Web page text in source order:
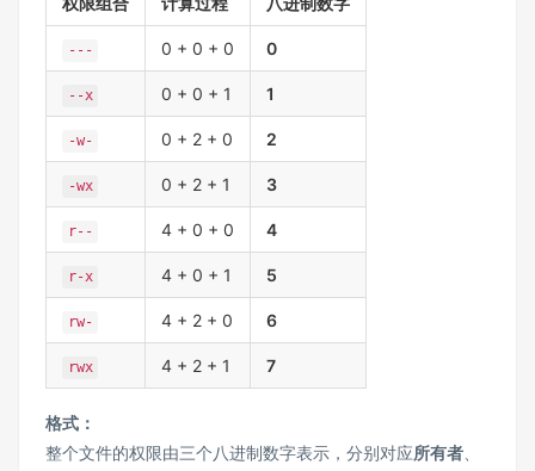
--- 0 + 0 + 0 0
--x 0 + 0 + 1 1
-w- 0 + 2 + 0 2
-wx 0 + 2 + 1 3
r-- 4 + 0 + 0 4
r-x 4 + 0 + 1 5
rw- 4 + 2 + 0 6
rwx 4 + 2 + 1 7
格式：
整个文件的权限由三个八进制数字表示，分别对应所有者